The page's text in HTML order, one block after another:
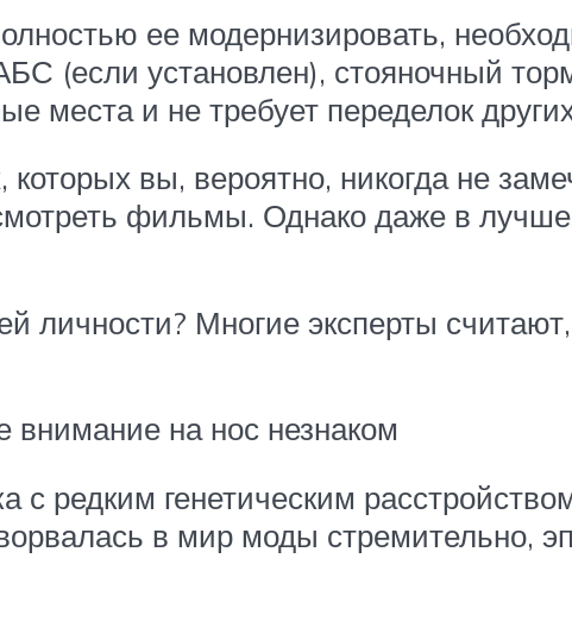
ее модернизировать,
(если установлен), стояночный
места и не требует переделок
вы, вероятно, никогда не
фильмы. Однако даже в
личности? Многие эксперты
внимание на нос незнаком
с редким генетическим
в мир моды стремительно,